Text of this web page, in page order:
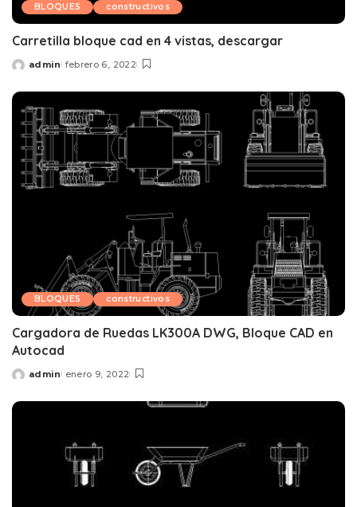
BLOQUES constructivos
Carretilla bloque cad en 4 vistas, descargar
Posted
admin febrero 6, 2022
BLOQUES constructivos
Cargadora de Ruedas LK300A DWG, Bloque CAD en
Autocad
Posted
admin enero 9, 2022